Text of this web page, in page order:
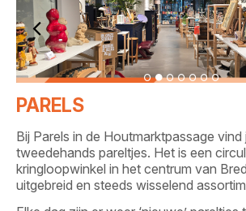
PARELS
Bij Parels in de Houtmarktpassage
tweedehands pareltjes. Het is een
kringloopwinkel in het centrum van
uitgebreid en steeds wisselend